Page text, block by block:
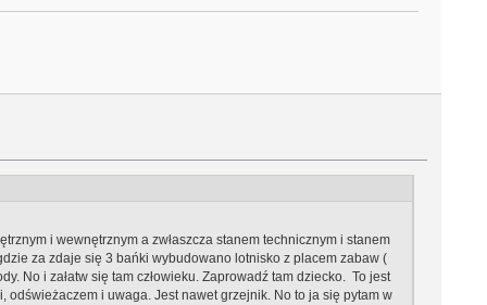
i wewnętrznym a zwłaszcza stanem technicznym i stanem
za zdaje się 3 bańki wybudowano lotnisko z placem zabaw (
No i załatw się tam człowieku. Zaprowadź tam dziecko. To jest
i uwaga. Jest nawet grzejnik. No to ja się pytam w